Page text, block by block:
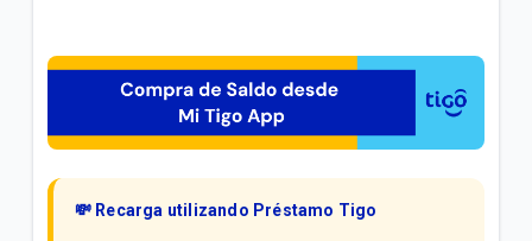
Activación de tus credenciales de Servicios de
Streaming desde Mi Tigo App | General
Gestionar tu red WIFI en Mi Tigo App | Hogar
General
💸 Recarga utilizando Préstamo Tigo